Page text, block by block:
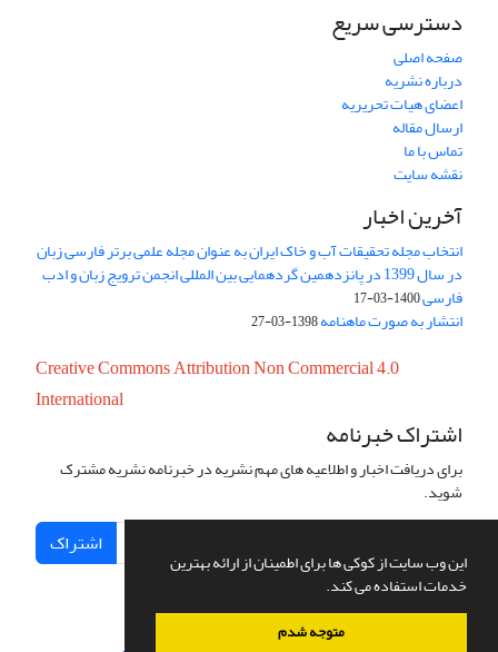
این وب سایت از کوکی ها برای اطمینان از ارائه بهترین
خدمات استفاده می کند.
متوجه شدم
دسترسی سریع
صفحه اصلی
درباره نشریه
اعضای هیات تحریریه
ارسال مقاله
تماس با ما
نقشه سایت
آخرین اخبار
انتخاب مجله تحقیقات آب و خاک ایران به عنوان مجله علمی برتر فارسی زبان
در سال 1399 در پانزدهمین گردهمایی بین المللی انجمن ترویج زبان و ادب
فارسی1400-03-17
انتشار به صورت ماهنامه1398-03-27
Creative Commons Attribution Non Commercial 4.0
International
اشتراک خبرنامه
برای دریافت اخبار و اطلاعیه های مهم نشریه در خبرنامه نشریه مشترک
شوید.
اشتراک